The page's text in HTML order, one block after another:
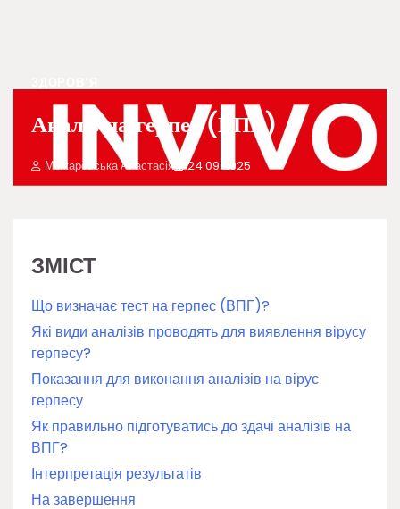
Аналіз на герпес (ВПГ)
Можаровська Анастасія 24.09.2025
ЗМІСТ
Що визначає тест на герпес (ВПГ)?
Які види аналізів проводять для виявлення вірусу
герпесу?
Показання для виконання аналізів на вірус
герпесу
Як правильно підготуватись до здачі аналізів на
ВПГ?
Інтерпретація результатів
На завершення